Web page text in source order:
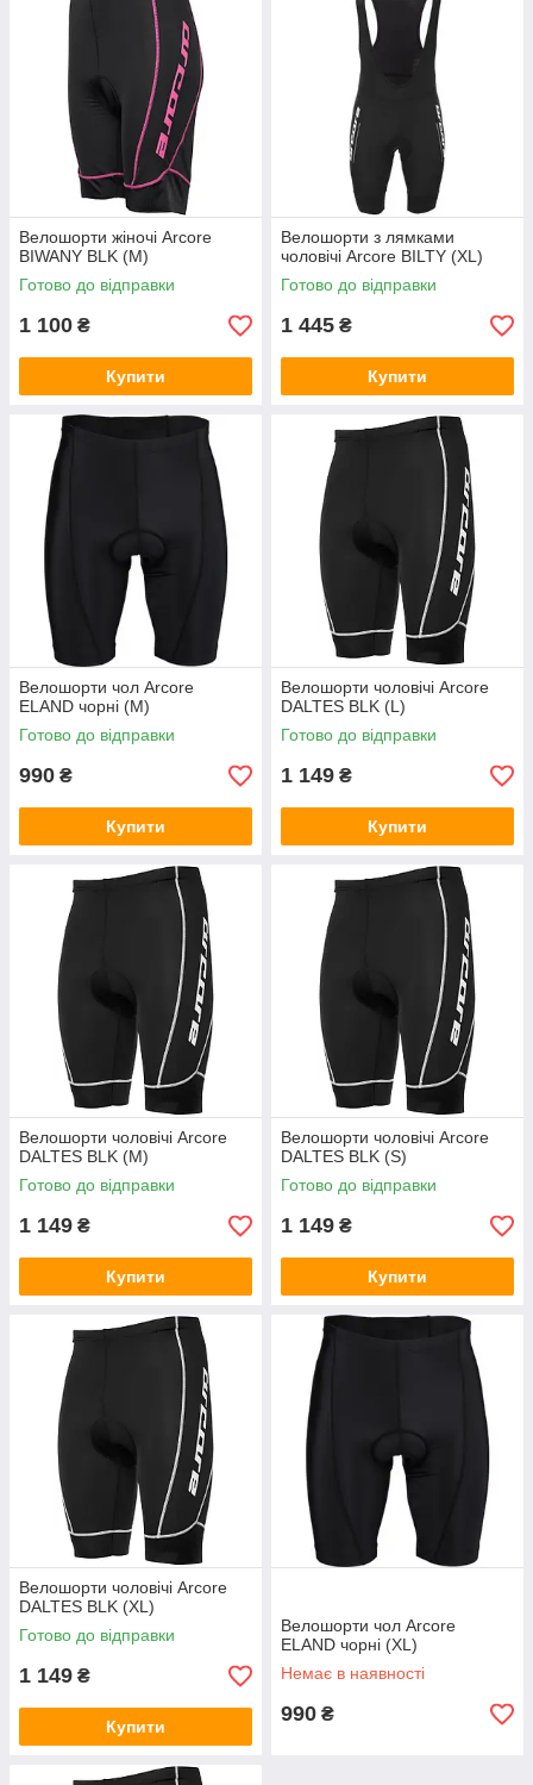
Велошорти жіночі Arcore
BIWANY BLK (M)
Готово до відправки
1 100 ₴
Купити
Велошорти з лямками
чоловічі Arcore BILTY (XL)
Готово до відправки
1 445 ₴
Купити
Велошорти чол Arcore
ELAND чорні (M)
Готово до відправки
990 ₴
Купити
Велошорти чоловічі Arcore
DALTES BLK (L)
Готово до відправки
1 149 ₴
Купити
Велошорти чоловічі Arcore
DALTES BLK (M)
Готово до відправки
1 149 ₴
Купити
Велошорти чоловічі Arcore
DALTES BLK (S)
Готово до відправки
1 149 ₴
Купити
Велошорти чоловічі Arcore
DALTES BLK (XL)
Готово до відправки
1 149 ₴
Купити
Велошорти чол Arcore
ELAND чорні (XL)
Немає в наявності
990 ₴